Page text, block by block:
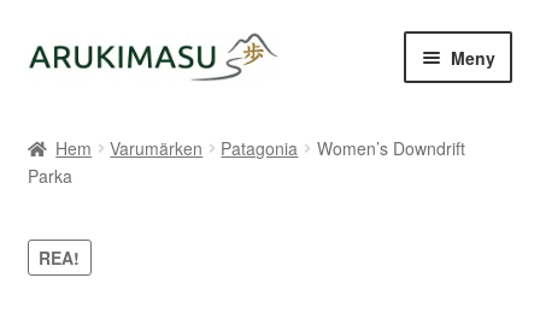
Hoppa
till
Hoppa
till
Meny
Kontakt
Om Arukimasu
Hem Varumärken Patagonia
Women’s Downdrift
Parka
REA!